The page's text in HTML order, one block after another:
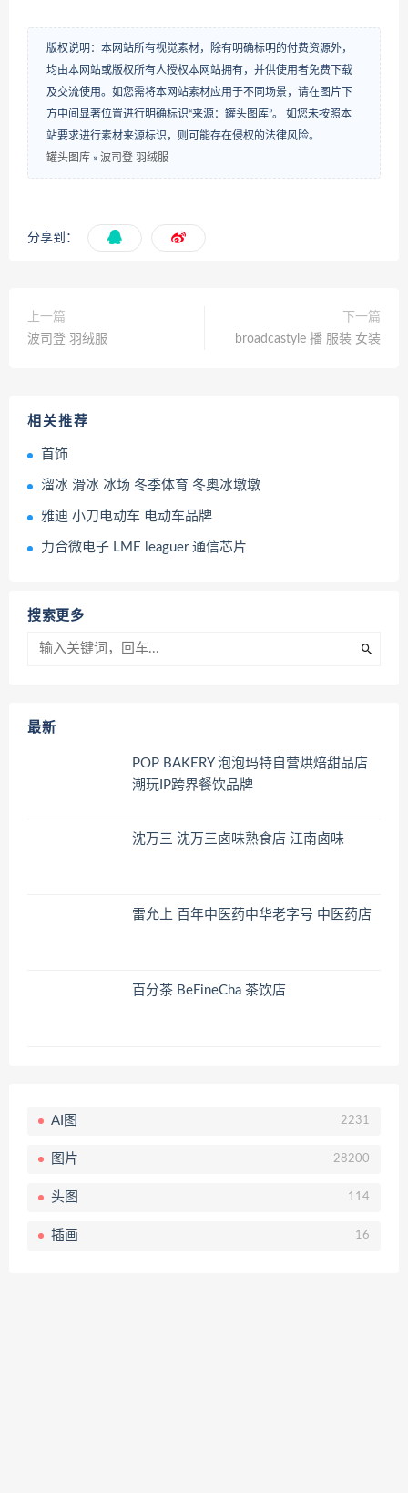
版权说明：本网站所有视觉素材，除有明确标明的付费资源外，
均由本网站或版权所有人授权本网站拥有，并供使用者免费下载
及交流使用。如您需将本网站素材应用于不同场景，请在图片下
方中间显著位置进行明确标识“来源：罐头图库”。 如您未按照本
站要求进行素材来源标识，则可能存在侵权的法律风险。
罐头图库 » 波司登 羽绒服
分享到：
上一篇
波司登 羽绒服
下一篇
broadcastyle 播 服装 女装
相关推荐
首饰
溜冰 滑冰 冰场 冬季体育 冬奥冰墩墩
雅迪 小刀电动车 电动车品牌
力合微电子 LME leaguer 通信芯片
搜索更多
最新
POP BAKERY 泡泡玛特自营烘焙甜品店
潮玩IP跨界餐饮品牌
沈万三 沈万三卤味熟食店 江南卤味
雷允上 百年中医药中华老字号 中医药店
百分茶 BeFineCha 茶饮店
AI图 2231
图片 28200
头图 114
插画 16